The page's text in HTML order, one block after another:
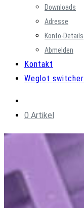
Downloads
Adresse
Konto-Details
Abmelden
Kontakt
Weglot switcher
0 Artikel